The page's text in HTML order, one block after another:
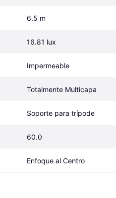
6.5 m
16.81 lux
Impermeable
Totalmente Multicapa
Soporte para trípode
60.0
Enfoque al Centro